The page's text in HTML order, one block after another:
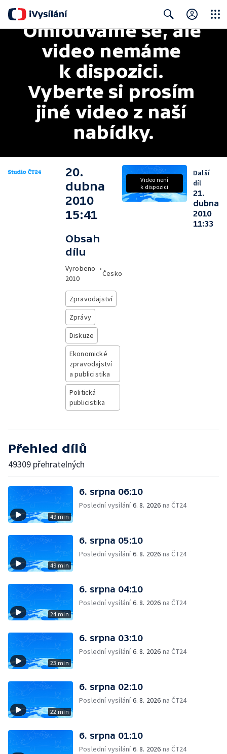
Search
Omlouváme se, ale
video nemáme
k dispozici.
Vyberte si prosím
jiné video z naší
nabídky.
20.
dubna
2010
15:41
Obsah
dílu
Vyrobeno
2010
•
Česko
Zpravodajství
Zprávy
Diskuze
Ekonomické
zpravodajství
a publicistika
Politická
publicistika
Video není
k dispozici
Další
díl
21.
dubna
2010
11:33
Přehled dílů
49309 přehratelných
49 min
6. srpna 06:10
Poslední vysílání6. 8. 2026 na ČT24
49 min
6. srpna 05:10
Poslední vysílání6. 8. 2026 na ČT24
24 min
6. srpna 04:10
Poslední vysílání6. 8. 2026 na ČT24
23 min
6. srpna 03:10
Poslední vysílání6. 8. 2026 na ČT24
22 min
6. srpna 02:10
Poslední vysílání6. 8. 2026 na ČT24
6. srpna 01:10
Poslední vysílání6. 8. 2026 na ČT24